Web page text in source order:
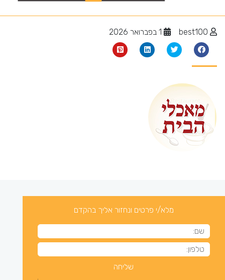
מלא/י פרטים ונחזור אליך בהקדם